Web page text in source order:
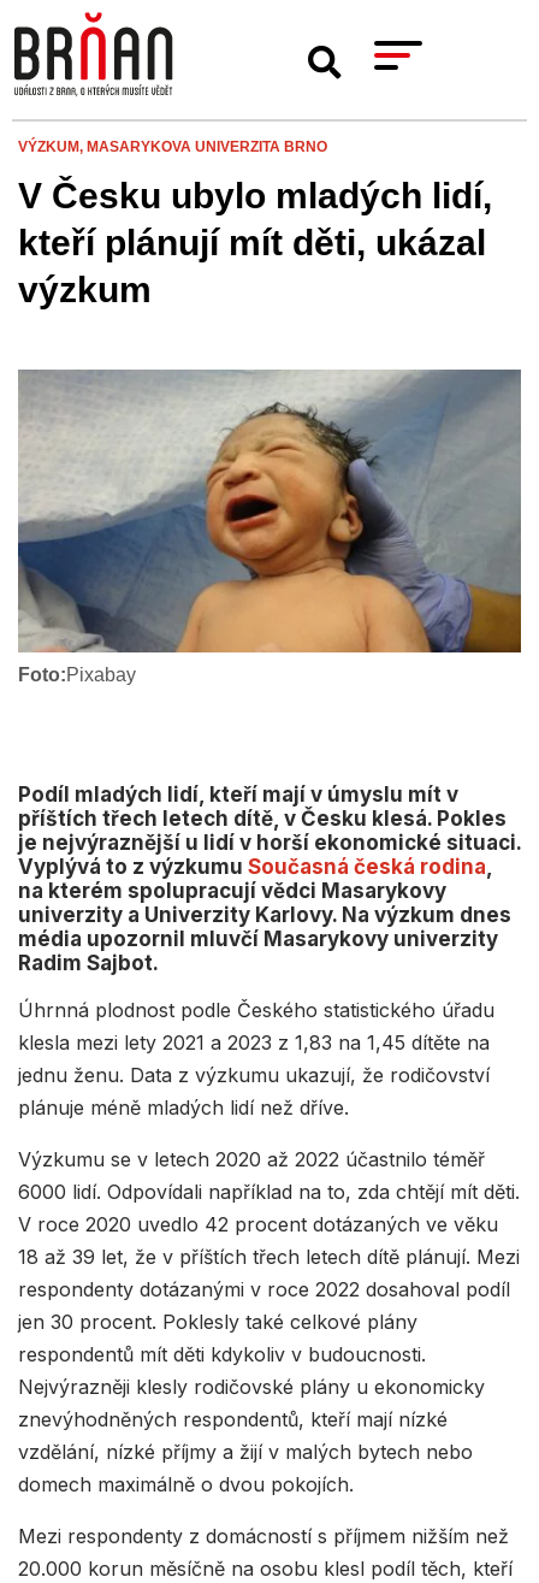
VÝZKUM, MASARYKOVA UNIVERZITA BRNO
V Česku ubylo mladých lidí,
kteří plánují mít děti, ukázal
výzkum
Foto:Pixabay
Podíl mladých lidí, kteří mají v úmyslu mít v
příštích třech letech dítě, v Česku klesá. Pokles
je nejvýraznější u lidí v horší ekonomické situaci.
Vyplývá to z výzkumu Současná česká rodina,
na kterém spolupracují vědci Masarykovy
univerzity a Univerzity Karlovy. Na výzkum dnes
média upozornil mluvčí Masarykovy univerzity
Radim Sajbot.
Úhrnná plodnost podle Českého statistického úřadu
klesla mezi lety 2021 a 2023 z 1,83 na 1,45 dítěte na
jednu ženu. Data z výzkumu ukazují, že rodičovství
plánuje méně mladých lidí než dříve.
Výzkumu se v letech 2020 až 2022 účastnilo téměř
6000 lidí. Odpovídali například na to, zda chtějí mít děti.
V roce 2020 uvedlo 42 procent dotázaných ve věku
18 až 39 let, že v příštích třech letech dítě plánují. Mezi
respondenty dotázanými v roce 2022 dosahoval podíl
jen 30 procent. Poklesly také celkové plány
respondentů mít děti kdykoliv v budoucnosti.
Nejvýrazněji klesly rodičovské plány u ekonomicky
znevýhodněných respondentů, kteří mají nízké
vzdělání, nízké příjmy a žijí v malých bytech nebo
domech maximálně o dvou pokojích.
Mezi respondenty z domácností s příjmem nižším než
20.000 korun měsíčně na osobu klesl podíl těch, kteří